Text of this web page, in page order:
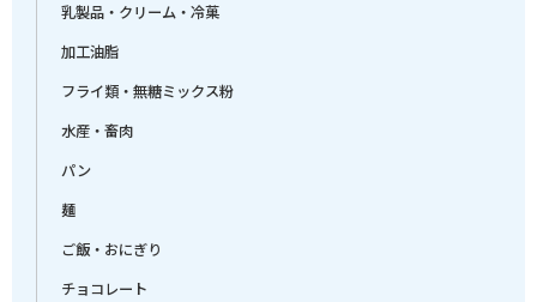
乳製品・クリーム・冷菓
加工油脂
フライ類・無糖ミックス粉
水産・畜肉
パン
麺
ご飯・おにぎり
チョコレート